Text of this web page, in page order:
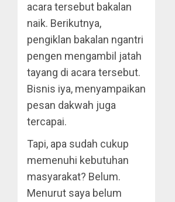
acara tersebut bakalan
naik. Berikutnya,
pengiklan bakalan ngantri
pengen mengambil jatah
tayang di acara tersebut.
Bisnis iya, menyampaikan
pesan dakwah juga
tercapai.
Tapi, apa sudah cukup
memenuhi kebutuhan
masyarakat? Belum.
Menurut saya belum